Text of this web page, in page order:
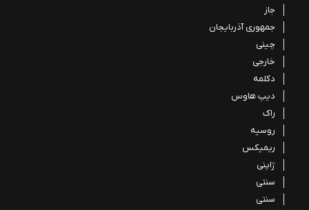
جاز
جمهوری آذربایجان
چینی
خارجی
دکلمه
دیپ هاوس
راک
روسیه
ریمیکس
ژاپنی
سنتی
سنتی